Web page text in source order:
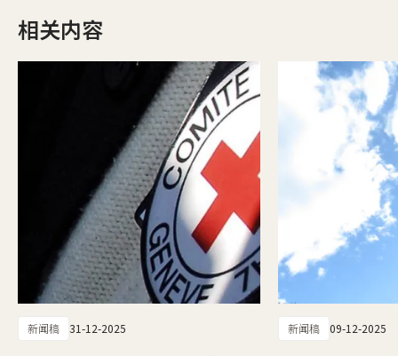
相关内容
新闻稿 31-12-2025 新闻稿 09-12-2025